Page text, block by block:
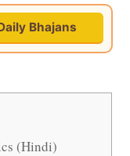
Bhajans
(Hindi)